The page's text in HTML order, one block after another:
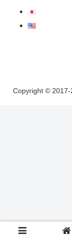
Copyright © 2017-